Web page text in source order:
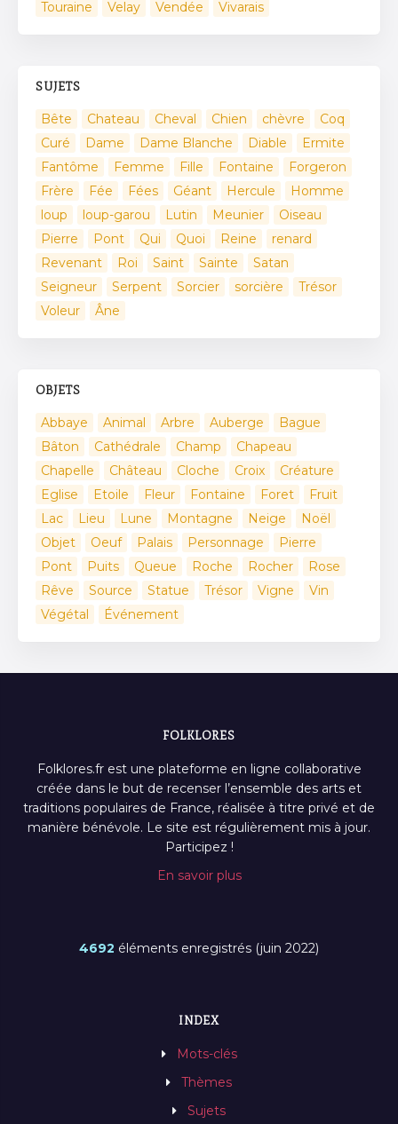
Touraine
Velay Vendée Vivarais
SUJETS
Bête Chateau Cheval Chien chèvre
Coq
Curé
Dame Dame Blanche Diable
Ermite
Fantôme
Femme Fille Fontaine
Forgeron
Frère
Fée Fées Géant Hercule
Homme
loup
loup-garou Lutin Meunier
Oiseau
Pierre
Pont Qui Quoi Reine
renard
Revenant
Roi Saint Sainte
Satan
Seigneur
Serpent Sorcier sorcière
Trésor
Voleur
Âne
OBJETS
Abbaye Animal Arbre Auberge
Bague
Bâton
Cathédrale Champ
Chapeau
Chapelle
Château Cloche Croix
Créature
Eglise
Etoile Fleur Fontaine Foret
Fruit
Lac
Lieu Lune Montagne Neige
Noël
Objet
Oeuf Palais Personnage
Pierre
Pont
Puits Queue Roche Rocher
Rose
Rêve
Source Statue Trésor Vigne
Vin
Végétal
Événement
FOLKLORES
Folklores.fr est une plateforme en ligne collaborative
créée dans le but de recenser l’ensemble des arts et
traditions populaires de France, réalisée à titre privé et de
manière bénévole. Le site est régulièrement mis à jour.
Participez !
En savoir plus
4692 éléments enregistrés (juin 2022)
INDEX
Mots-clés
Thèmes
Sujets